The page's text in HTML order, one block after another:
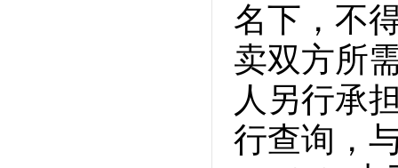
名下，不
卖双方所
人另行承
行查询，